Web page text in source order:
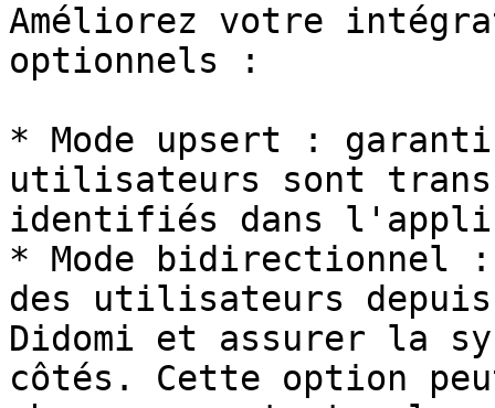
Améliorez votre
optionnels :
* Mode upsert :
utilisateurs sont
identifiés dans
* Mode bidirectionnel
des utilisateurs
Didomi et assurer la
côtés. Cette option